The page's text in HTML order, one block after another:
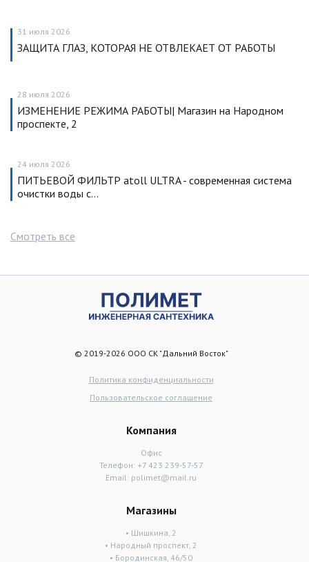
31 июля 2026
ЗАЩИТА ГЛАЗ, КОТОРАЯ НЕ ОТВЛЕКАЕТ ОТ РАБОТЫ
28 июля 2026
ИЗМЕНЕНИЕ РЕЖИМА РАБОТЫ| Магазин на Народном
проспекте, 2
24 июля 2026
ПИТЬЕВОЙ ФИЛЬТР atoll ULTRA - современная система
очистки воды с…
Смотреть все
© 2019-2026 ООО СК "Дальний Восток"
Политика конфиденциальности
Пользовательское соглашение
Компания
Офис
Телефон: +7 423 239-57-57
Email: polimet@mail.ru
Магазины
• Шишкина, 2
• Народный проспект, 2
• Бородинская, 46/50